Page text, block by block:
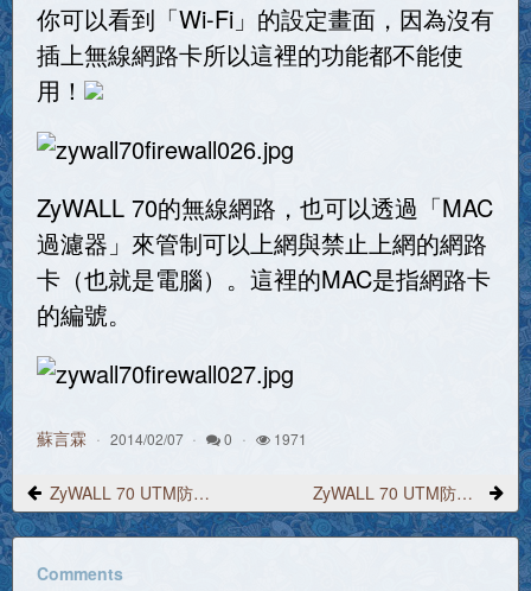
你可以看到「Wi-Fi」的設定畫面，因為沒有
插上無線網路卡所以這裡的功能都不能使
用！
ZyWALL 70的無線網路，也可以透過「MAC
過濾器」來管制可以上網與禁止上網的網路
卡（也就是電腦）。這裡的MAC是指網路卡
的編號。
蘇言霖 2014/02/07 0 1971
ZyWALL 70 UTM防火牆的防火牆處理效能 ZyWALL 70 UTM防火牆的防火牆各項設定-2
Comments